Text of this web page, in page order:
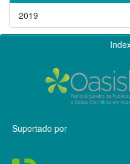
2019
Suportado por